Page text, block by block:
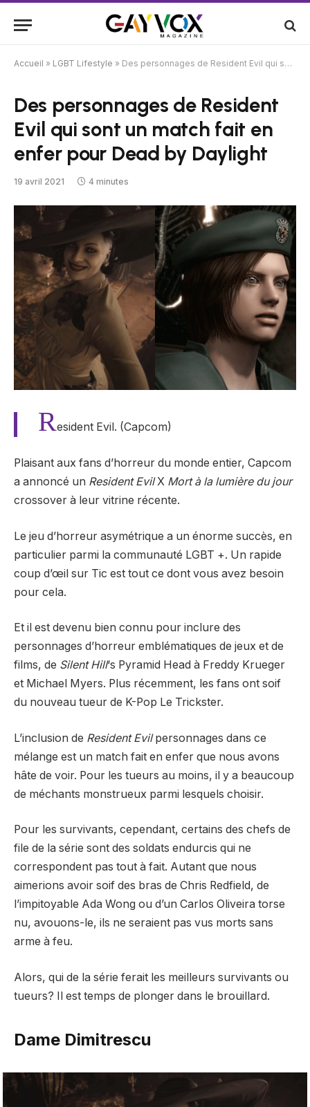
Accueil » LGBT Lifestyle » Des personnages de Resident Evil qui sont un match fait en enfer pour Dead by Daylight
Des personnages de Resident
Evil qui sont un match fait en
enfer pour Dead by Daylight
19 avril 2021 4 minutes
Resident Evil. (Capcom)
Plaisant aux fans d’horreur du monde entier, Capcom
a annoncé un Resident EvilX Mort à la lumière du jour
crossover à leur vitrine récente.
Le jeu d’horreur asymétrique a un énorme succès, en
particulier parmi la communauté LGBT +. Un rapide
coup d’œil sur Tic est tout ce dont vous avez besoin
pour cela.
Et il est devenu bien connu pour inclure des
personnages d’horreur emblématiques de jeux et de
films, de Silent Hill‘s Pyramid Head à Freddy Krueger
et Michael Myers. Plus récemment, les fans ont soif
du nouveau tueur de K-Pop Le Trickster.
L’inclusion de Resident Evilpersonnages dans ce
mélange est un match fait en enfer que nous avons
hâte de voir. Pour les tueurs au moins, il y a beaucoup
de méchants monstrueux parmi lesquels choisir.
Pour les survivants, cependant, certains des chefs de
file de la série sont des soldats endurcis qui ne
correspondent pas tout à fait. Autant que nous
aimerions avoir soif des bras de Chris Redfield, de
l’impitoyable Ada Wong ou d’un Carlos Oliveira torse
nu, avouons-le, ils ne seraient pas vus morts sans
arme à feu.
Alors, qui de la série ferait les meilleurs survivants ou
tueurs? Il est temps de plonger dans le brouillard.
Dame Dimitrescu